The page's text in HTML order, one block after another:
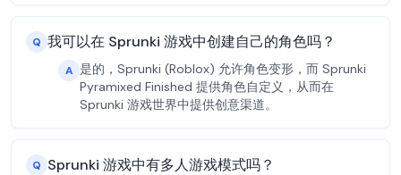
Q 我可以在 Sprunki 游戏中创建自己的角色吗？
A 是的，Sprunki (Roblox) 允许角色变形，而 Sprunki
Pyramixed Finished 提供角色自定义，从而在
Sprunki 游戏世界中提供创意渠道。
Q Sprunki 游戏中有多人游戏模式吗？